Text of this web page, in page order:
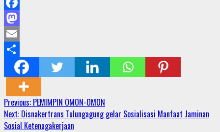
Facebook
Mastodon
Email
Share
Continue
Reading
Previous: PEMIMPIN OMON-OMON
Next: Disnakertrans Tulungagung gelar Sosialisasi Manfaat Jaminan
Sosial Ketenagakerjaan